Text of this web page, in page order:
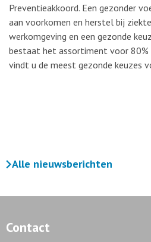
Preventieakkoord. Een gezonder
aan voorkomen en herstel bij
werkomgeving en een gezonde
bestaat het assortiment voor 80%
vindt u de meest gezonde keuzes
Alle nieuwsberichten
Contact